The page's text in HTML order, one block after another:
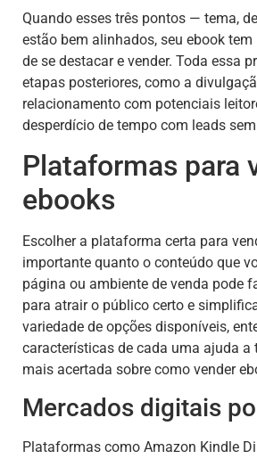
Quando esses três pontos — tema,
estão bem alinhados, seu ebook
de se destacar e vender. Toda essa
etapas posteriores, como a
relacionamento com potenciais
desperdício de tempo com leads
Plataformas para
ebooks
Escolher a plataforma certa para
importante quanto o conteúdo que
página ou ambiente de venda pode
para atrair o público certo e
variedade de opções disponíveis,
características de cada uma ajuda a
mais acertada sobre como vender
Mercados digitais
Plataformas como Amazon Kindle